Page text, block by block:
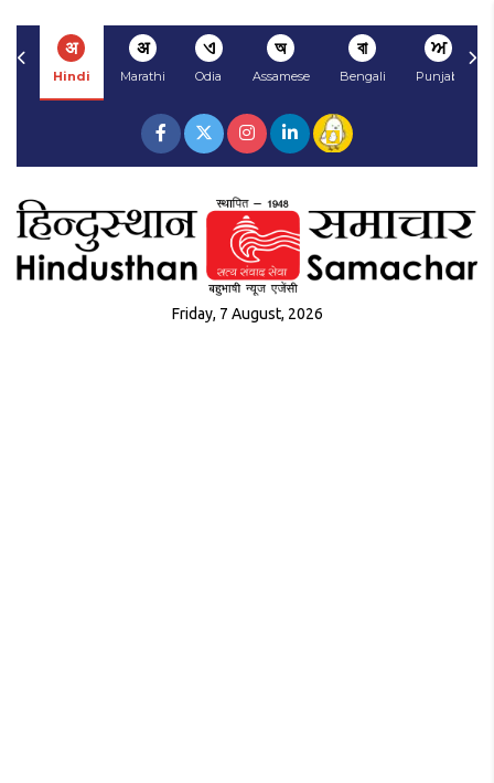
अ
Hindi
अ
Marathi
ଏ
Odia
অ
Assamese
বা
Bengali
ਅ
Punjabi
Friday, 7 August, 2026